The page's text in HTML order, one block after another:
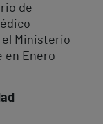
de
el Ministerio
en Enero